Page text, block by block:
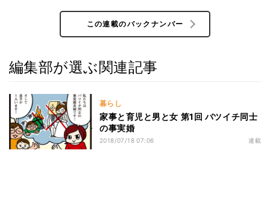
この連載のバックナンバー
編集部が選ぶ関連記事
暮らし
家事と育児と男と女 第1回 バツイチ同士
の事実婚
2018/07/18 07:06 連載